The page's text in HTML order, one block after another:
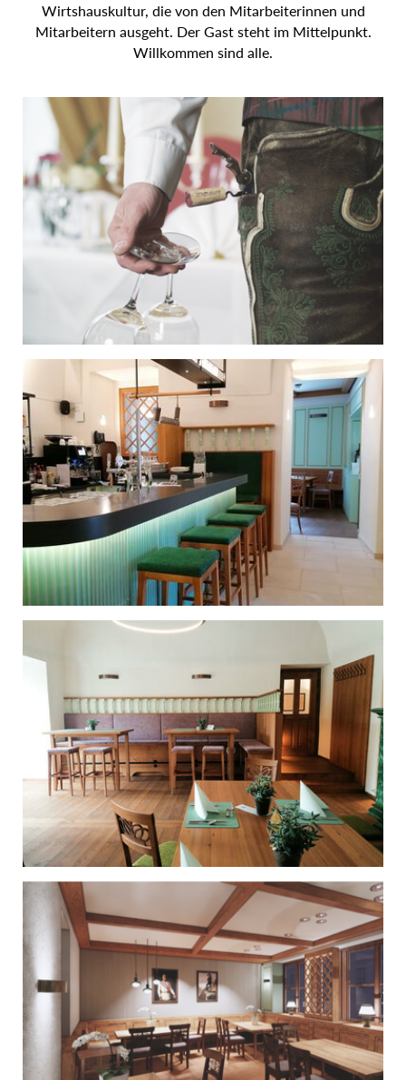
offene Wirtshauskultur, die von den Mitarbeiterinnen und
Mitarbeitern ausgeht. Der Gast steht im Mittelpunkt.
Willkommen sind alle.